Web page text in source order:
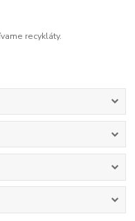
recykláty.